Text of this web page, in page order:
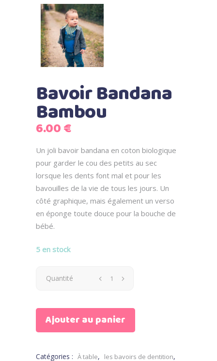
Bavoir Bandana
Bambou
6.00€
Un joli bavoir bandana en coton biologique
pour garder le cou des petits au sec
lorsque les dents font mal et pour les
bavouilles de la vie de tous les jours. Un
côté graphique, mais également un verso
en éponge toute douce pour la bouche de
bébé.
5 en stock
Bavoir
Bambou
Quantité
Ajouter au panier
Catégories : À table, les bavoirs de dentition,